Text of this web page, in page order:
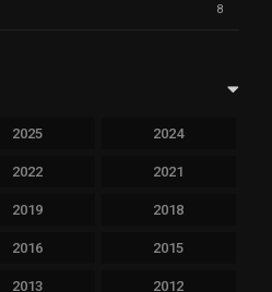
8
2025 2024
2022 2021
2019 2018
2016 2015
2013 2012